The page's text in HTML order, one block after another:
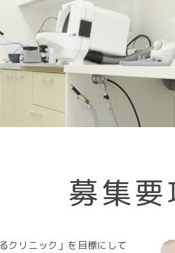
募集要
クリニック」を目標にして